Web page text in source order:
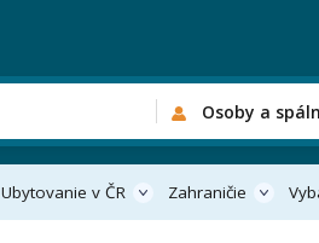
Osoby a
Ubytovanie v ČR Zahraničie